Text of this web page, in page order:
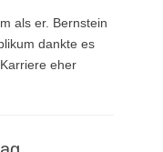
als er. Bernstein
dankte es
eher